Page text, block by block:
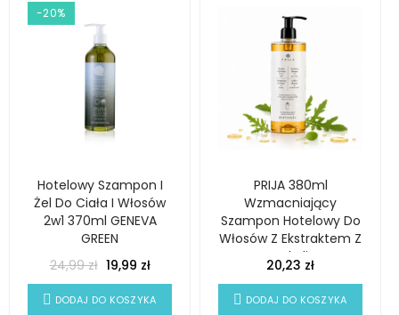
-20%
Hotelowy Szampon I
Żel Do Ciała I Włosów
2w1 370ml GENEVA
GREEN
24,99 zł 19,99 zł
DODAJ DO KOSZYKA
PRIJA 380ml
Wzmacniający
Szampon Hotelowy Do
Włosów Z Ekstraktem Z
Rukoli
20,23 zł
DODAJ DO KOSZYKA